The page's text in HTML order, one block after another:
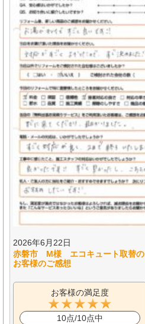
2026年6月22日
赤磐市 M様 エコキュート取替の
お客様のご感想
お客様の満足度
10点/10点中